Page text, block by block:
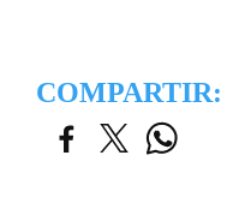
COMPARTIR: